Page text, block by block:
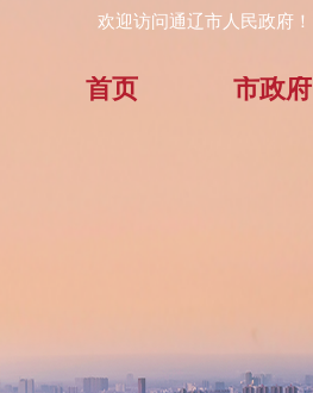
欢迎访问通辽市人民政府！
首页 市政府